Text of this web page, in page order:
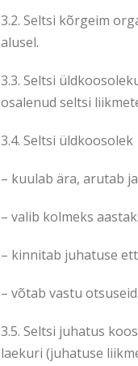
3.2. Seltsi kõrgeim
alusel.
3.3. Seltsi
osalenud seltsi
3.4. Seltsi üldkoosolek
– kuulab ära, arutab
– valib kolmeks
– kinnitab juhatuse
– võtab vastu
3.5. Seltsi juhatus
laekuri (juhatuse